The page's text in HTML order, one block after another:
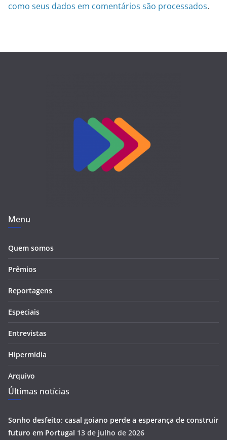
como seus dados em comentários são processados.
Menu
Quem somos
Prêmios
Reportagens
Especiais
Entrevistas
Hipermídia
Arquivo
Últimas notícias
Sonho desfeito: casal goiano perde a esperança de construir
futuro em Portugal 13 de julho de 2026